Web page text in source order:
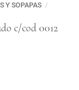
Y SOPAPAS /
c/cod 0012